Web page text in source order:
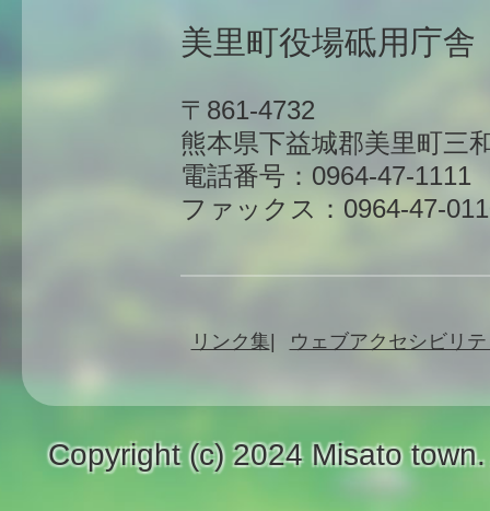
美里町役場砥用庁舎
〒861-4732
熊本県下益城郡美里町三
電話番号：0964-47-1111
ファックス：0964-47-
リンク集 ウェブアクセシビリ
Copyright (c) 2024 Misato